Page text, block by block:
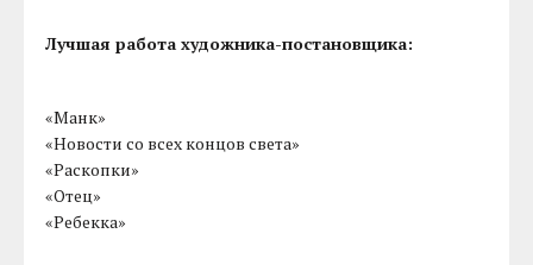
Лучшая работа художника-постановщика:
«Манк»
«Новости со всех концов света»
«Раскопки»
«Отец»
«Ребекка»